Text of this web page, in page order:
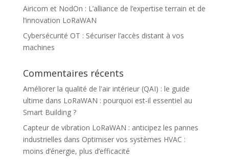
Airicom et NodOn : L’alliance de l’expertise terrain et de
l’innovation LoRaWAN
Cybersécurité OT : Sécuriser l’accès distant à vos
machines
Commentaires récents
Améliorer la qualité de l'air intérieur (QAI) : le guide
ultime dans LoRaWAN : pourquoi est-il essentiel au
Smart Building ?
Capteur de vibration LoRaWAN : anticipez les pannes
industrielles dans Optimiser vos systèmes HVAC :
moins d’énergie, plus d’efficacité